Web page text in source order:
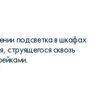
подсветка в шкафах
струящегося сквозь